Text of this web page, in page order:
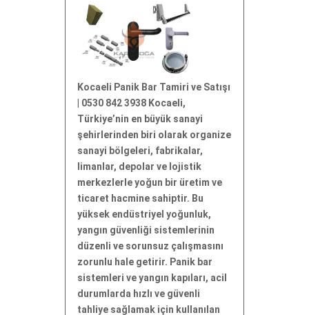
Kocaeli Panik Bar Tamiri ve Satışı
| 0530 842 3938 Kocaeli,
Türkiye’nin en büyük sanayi
şehirlerinden biri olarak organize
sanayi bölgeleri, fabrikalar,
limanlar, depolar ve lojistik
merkezlerle yoğun bir üretim ve
ticaret hacmine sahiptir. Bu
yüksek endüstriyel yoğunluk,
yangın güvenliği sistemlerinin
düzenli ve sorunsuz çalışmasını
zorunlu hale getirir. Panik bar
sistemleri ve yangın kapıları, acil
durumlarda hızlı ve güvenli
tahliye sağlamak için kullanılan